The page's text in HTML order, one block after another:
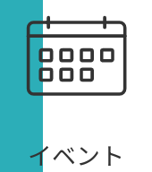
イベント